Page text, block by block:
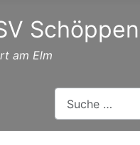
am Elm